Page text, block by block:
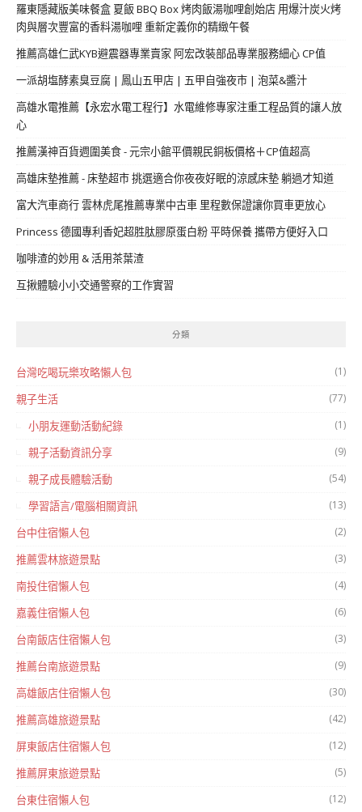
羅東隱藏版美味餐盒 夏飯 BBQ Box 烤肉飯湯咖哩創始店 用爆汁炭火烤
肉與層次豐富的香料湯咖哩 重新定義你的精緻午餐
推薦高雄仁武KYB避震器專業賣家 阿宏改裝部品專業服務細心 CP值
一派胡塩酵素臭豆腐 | 鳳山五甲店 | 五甲自強夜市 | 泡菜&醬汁
高雄水電推薦【永宏水電工程行】水電維修專家注重工程品質的讓人放
心
推薦漢神百貨週圍美食 - 元宗小館平價親民銅板價格＋CP值超高
高雄床墊推薦 - 床墊超市 挑選適合你夜夜好眠的涼感床墊 躺過才知道
富大汽車商行 雲林虎尾推薦專業中古車 里程數保證讓你買車更放心
Princess 德國專利香妃超胜肽膠原蛋白粉 平時保養 攜帶方便好入口
咖啡渣的妙用 & 活用茶葉渣
互揪體驗小小交通警察的工作實習
分類
台灣吃喝玩樂攻略懶人包 (1)
親子生活 (77)
小朋友運動活動紀錄 (1)
親子活動資訊分享 (9)
親子成長體驗活動 (54)
學習語言/電腦相關資訊 (13)
台中住宿懶人包 (2)
推薦雲林旅遊景點 (3)
南投住宿懶人包 (4)
嘉義住宿懶人包 (6)
台南飯店住宿懶人包 (3)
推薦台南旅遊景點 (9)
高雄飯店住宿懶人包 (30)
推薦高雄旅遊景點 (42)
屏東飯店住宿懶人包 (12)
推薦屏東旅遊景點 (5)
台東住宿懶人包 (12)